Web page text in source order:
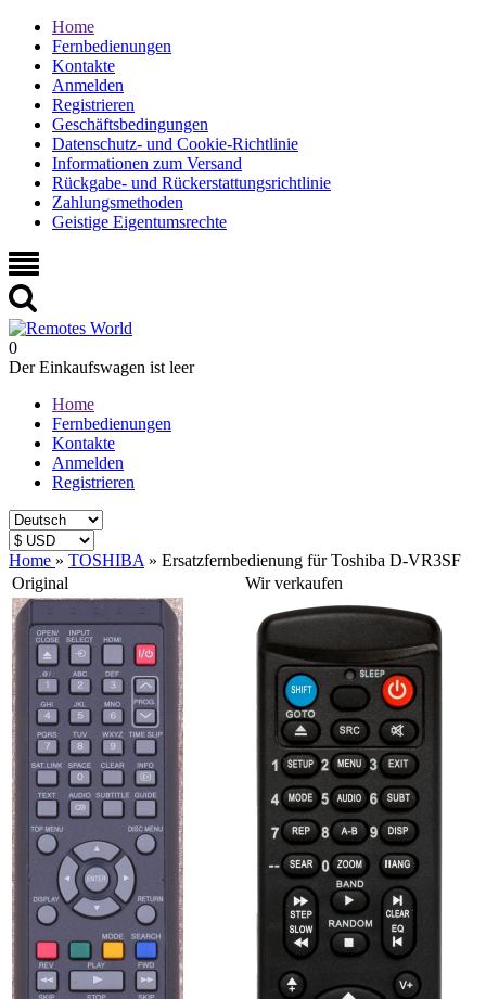
Home
Fernbedienungen
Kontakte
Anmelden
Registrieren
Geschäftsbedingungen
Datenschutz- und Cookie-Richtlinie
Informationen zum Versand
Rückgabe- und Rückerstattungsrichtlinie
Zahlungsmethoden
Geistige Eigentumsrechte
0
Der Einkaufswagen ist leer
Home
Fernbedienungen
Kontakte
Anmelden
Registrieren
Home » TOSHIBA » Ersatzfernbedienung für Toshiba D-VR3SF
Original
Wir verkaufen